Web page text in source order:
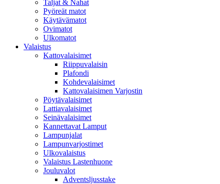
Taljat & Nahat
Pyöreät matot
Käytävämatot
Ovimatot
Ulkomatot
Valaistus
Kattovalaisimet
Riippuvalaisin
Plafondi
Kohdevalaisimet
Kattovalaisimen Varjostin
Pöytävalaisimet
Lattiavalaisimet
Seinävalaisimet
Kannettavat Lamput
Lampunjalat
Lampunvarjostimet
Ulkovalaistus
Valaistus Lastenhuone
Jouluvalot
Adventsljusstake